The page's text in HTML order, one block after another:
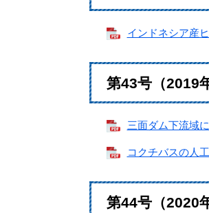
インドネシア産
第43号（2019
三面ダム下流域
コクチバスの人
第44号（2020